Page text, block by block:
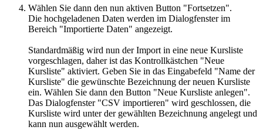
Wählen Sie dann den nun aktiven Button "Fortsetzen".
Die hochgeladenen Daten werden im Dialogfenster im
Bereich "Importierte Daten" angezeigt.
Standardmäßig wird nun der Import in eine neue Kursliste
vorgeschlagen, daher ist das Kontrollkästchen "Neue
Kursliste" aktiviert. Geben Sie in das Eingabefeld "Name der
Kursliste" die gewünschte Bezeichnung der neuen Kursliste
ein. Wählen Sie dann den Button "Neue Kursliste anlegen".
Das Dialogfenster "CSV importieren" wird geschlossen, die
Kursliste wird unter der gewählten Bezeichnung angelegt und
kann nun ausgewählt werden.